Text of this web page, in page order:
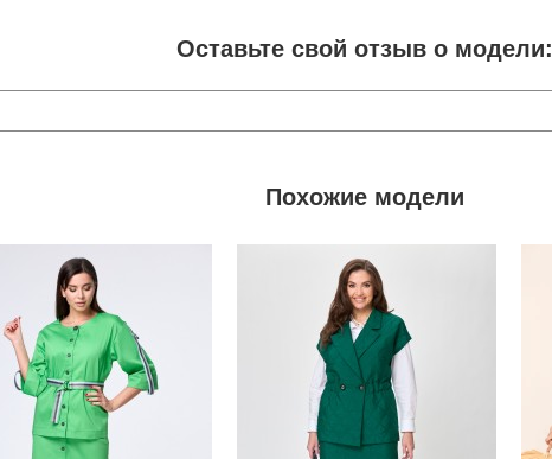
Оставьте свой отзыв о модели:
Похожие модели